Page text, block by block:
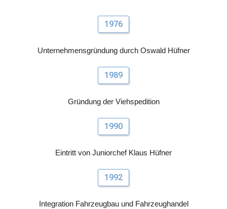
1976
Unternehmensgründung durch Oswald Hüfner
1989
Gründung der Viehspedition
1990
Eintritt von Juniorchef Klaus Hüfner
1992
Integration Fahrzeugbau und Fahrzeughandel